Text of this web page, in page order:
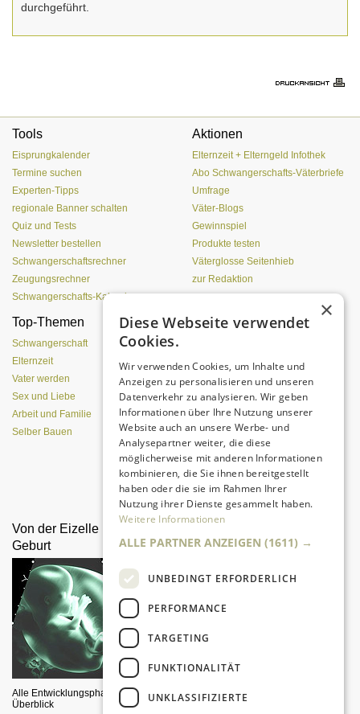
durchgeführt.
Tools
Eisprungkalender
Termine suchen
Experten-Tipps
regionale Banner schalten
Quiz und Tests
Newsletter bestellen
Schwangerschaftsrechner
Zeugungsrechner
Schwangerschafts-Kalender
Aktionen
Elternzeit + Elterngeld Infothek
Abo Schwangerschafts-Väterbriefe
Umfrage
Väter-Blogs
Gewinnspiel
Produkte testen
Väterglosse Seitenhieb
zur Redaktion
Top-Themen
Schwangerschaft
Elternzeit
Vater werden
Sex und Liebe
Arbeit und Familie
Selber Bauen
Einen Lehmofen
Da sind Kinder mit Begeisterung
dabei.
Von der Eizelle bis zur
Geburt
Alle Entwicklungsphasen im
Überblick
behaupten.
×
Diese Webseite verwendet
Cookies.
Wir verwenden Cookies, um Inhalte und
Anzeigen zu personalisieren und unseren
Datenverkehr zu analysieren. Wir geben
Informationen über Ihre Nutzung unserer
Website auch an unsere Werbe- und
Analysepartner weiter, die diese
möglicherweise mit anderen Informationen
kombinieren, die Sie ihnen bereitgestellt
haben oder die sie im Rahmen Ihrer
Nutzung ihrer Dienste gesammelt haben.
Weitere Informationen
ALLE PARTNER ANZEIGEN (1611) →
UNBEDINGT ERFORDERLICH
PERFORMANCE
TARGETING
FUNKTIONALITÄT
UNKLASSIFIZIERTE